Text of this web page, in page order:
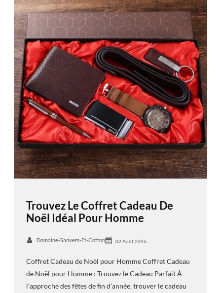
Trouvez Le Coffret Cadeau De
Noël Idéal Pour Homme
Domaine-Sanvers-Et-Cotton 02 Août 2026
Coffret Cadeau de Noël pour Homme Coffret Cadeau
de Noël pour Homme : Trouvez le Cadeau Parfait À
l’approche des fêtes de fin d’année, trouver le cadeau